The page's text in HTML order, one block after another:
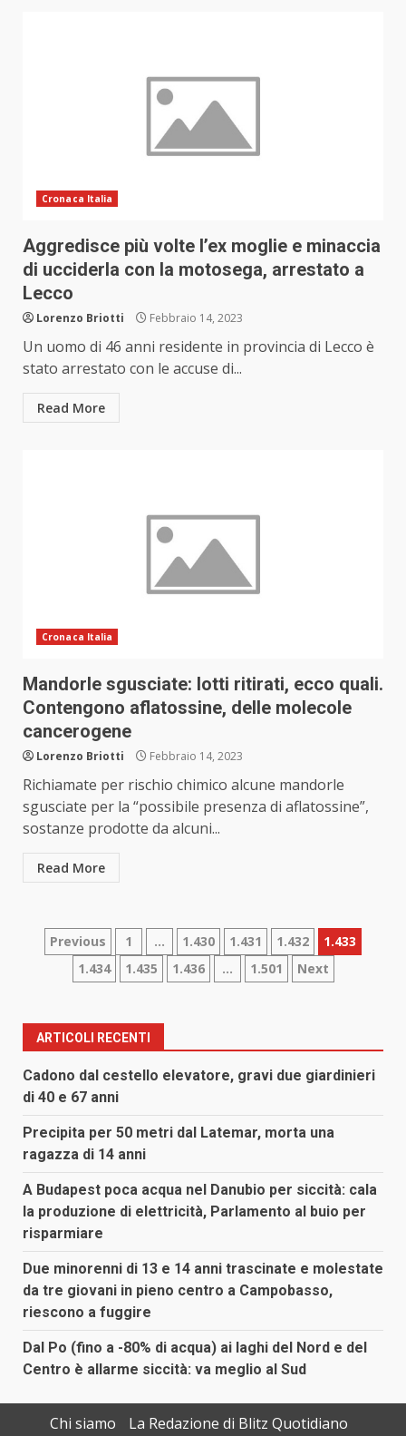
Cronaca Italia
Aggredisce più volte l’ex moglie e minaccia
di ucciderla con la motosega, arrestato a
Lecco
Lorenzo Briotti Febbraio 14, 2023
Un uomo di 46 anni residente in provincia di Lecco è
stato arrestato con le accuse di...
Read More
Cronaca Italia
Mandorle sgusciate: lotti ritirati, ecco quali.
Contengono aflatossine, delle molecole
cancerogene
Lorenzo Briotti Febbraio 14, 2023
Richiamate per rischio chimico alcune mandorle
sgusciate per la “possibile presenza di aflatossine”,
sostanze prodotte da alcuni...
Read More
Paginazione
degli
articoli
Previous 1 … 1.430 1.431 1.432
1.433
1.434
1.435 1.436 … 1.501 Next
ARTICOLI RECENTI
Cadono dal cestello elevatore, gravi due giardinieri
di 40 e 67 anni
Precipita per 50 metri dal Latemar, morta una
ragazza di 14 anni
A Budapest poca acqua nel Danubio per siccità: cala
la produzione di elettricità, Parlamento al buio per
risparmiare
Due minorenni di 13 e 14 anni trascinate e molestate
da tre giovani in pieno centro a Campobasso,
riescono a fuggire
Dal Po (fino a -80% di acqua) ai laghi del Nord e del
Centro è allarme siccità: va meglio al Sud
Chi siamo
La Redazione di Blitz Quotidiano